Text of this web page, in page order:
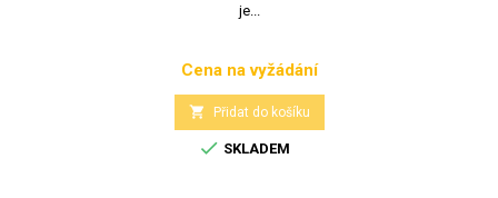
je...
Cena
Cena na vyžádání
 Přidat do košíku
 SKLADEM